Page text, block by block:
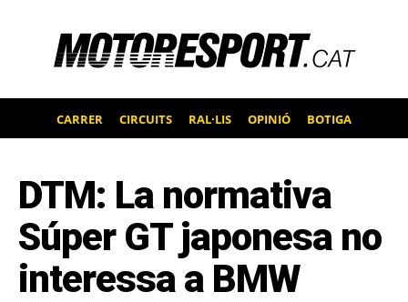
CARRER CIRCUITS RAL·LIS OPINIÓ BOTIGA
DTM: La normativa
Súper GT japonesa no
interessa a BMW